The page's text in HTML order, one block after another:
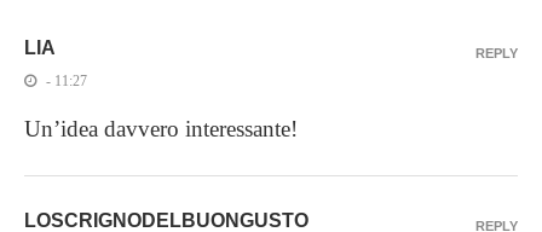
LIA
- 11:27
Un’idea davvero interessante!
REPLY
LOSCRIGNODELBUONGUSTO REPLY